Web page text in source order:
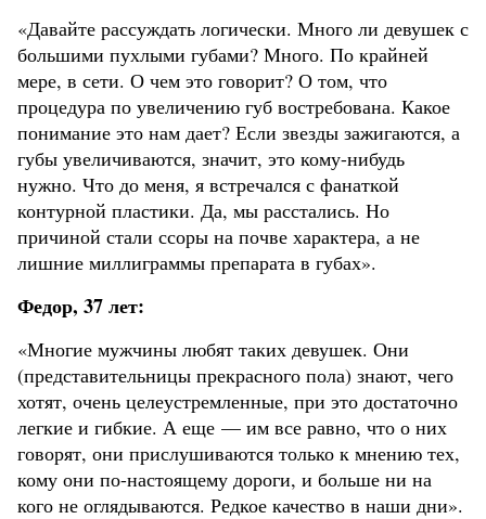
«Давайте рассуждать логически. Много ли девушек с
большими пухлыми губами? Много. По крайней
мере, в сети. О чем это говорит? О том, что
процедура по увеличению губ востребована. Какое
понимание это нам дает? Если звезды зажигаются, а
губы увеличиваются, значит, это кому-нибудь
нужно. Что до меня, я встречался с фанаткой
контурной пластики. Да, мы расстались. Но
причиной стали ссоры на почве характера, а не
лишние миллиграммы препарата в губах».
Федор, 37 лет:
«Многие мужчины любят таких девушек. Они
(представительницы прекрасного пола) знают, чего
хотят, очень целеустремленные, при это достаточно
легкие и гибкие. А еще — им все равно, что о них
говорят, они прислушиваются только к мнению тех,
кому они по-настоящему дороги, и больше ни на
кого не оглядываются. Редкое качество в наши дни».